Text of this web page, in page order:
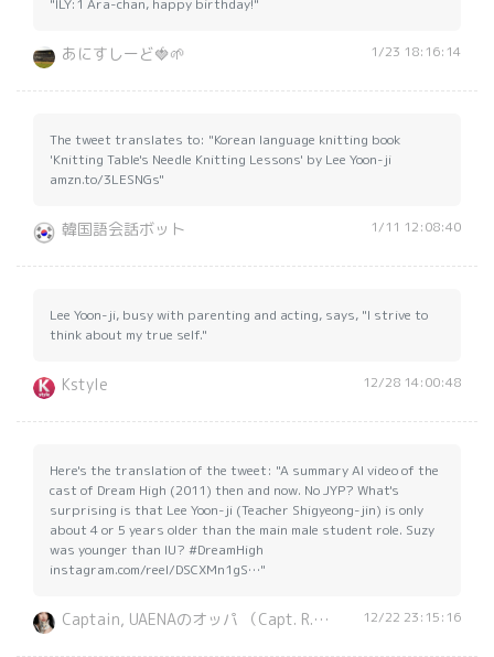
"ILY:1 Ara-chan, happy birthday!"
あにすしーど🍓🌱 1/23 18:16:14
The tweet translates to: "Korean language knitting book
'Knitting Table's Needle Knitting Lessons' by Lee Yoon-ji
amzn.to/3LESNGs"
韓国語会話ボット 1/11 12:08:40
Lee Yoon-ji, busy with parenting and acting, says, "I strive to
think about my true self."
Kstyle 12/28 14:00:48
Here's the translation of the tweet: "A summary AI video of the
cast of Dream High (2011) then and now. No JYP? What's
surprising is that Lee Yoon-ji (Teacher Shigyeong-jin) is only
about 4 or 5 years older than the main male student role. Suzy
was younger than IU? #DreamHigh
instagram.com/reel/DSCXMn1gS…"
Captain, UAENAのオッパ （Capt. R., OPPA of UAENA) 12/22 23:15:16